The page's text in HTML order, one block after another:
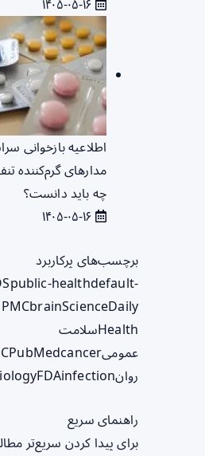
چه باید دانست؟
برچسب‌های پرکاربرد
public-healthdefault-
brainScienceDaily
Healthسلامت
عمومی
PubMedcancer
روان
FDAinfection
راهنمای سریع
برای پیدا کردن سریع‌تر